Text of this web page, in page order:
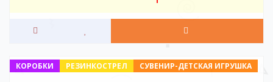
СУВЕНИР-ДЕТСКАЯ ИГРУШКА
РЕЗИНКОСТРЕЛ
КОРОБКИ